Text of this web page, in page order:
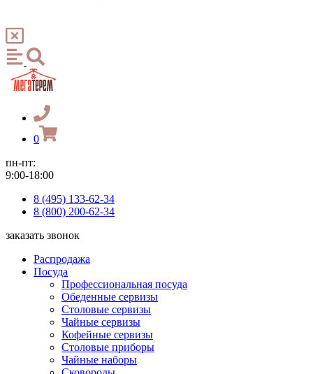
0
пн-пт:
9:00-18:00
8 (495) 133-62-34
8 (800) 200-62-34
заказать звонок
Распродажа
Посуда
Профессиональная посуда
Обеденные сервизы
Столовые сервизы
Чайные сервизы
Кофейные сервизы
Столовые приборы
Чайные наборы